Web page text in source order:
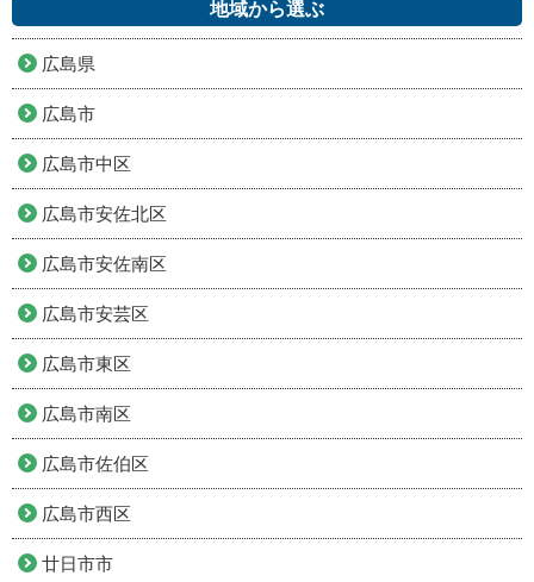
地域から選ぶ
広島県
広島市
広島市中区
広島市安佐北区
広島市安佐南区
広島市安芸区
広島市東区
広島市南区
広島市佐伯区
広島市西区
廿日市市